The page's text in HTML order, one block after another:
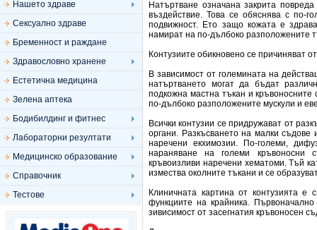
Нашето здраве
Сексуално здраве
Бременност и раждане
Здравословно хранене
Естетична медицина
Зелена аптека
Бодибилдинг и фитнес
Лабораторни резултати
Медицинско образование
Справочник
Тестове
Натъртване означана закрита
въздействие. Това се обяснява с по-
подвижност. Ето защо кожата е
намират на по-дълбоко разположените
Контузиите обикновено се причиняват
В зависимост от големината на
натъртването могат да бъдат
подкожна мастна тъкан и
по-дълбоко разположените мускули и
Всички контузии се придружават от
органи. Разкъсването на малки съдове
наречени екхимозии. По-големи,
нараняване на големи кръвоносни
кръвоизливи наречени хематоми. Тъй
измества околните тъкани и се
Клиничната картина от контузията
функциите на крайника.
зивисимост от засегнатия кръвоносен